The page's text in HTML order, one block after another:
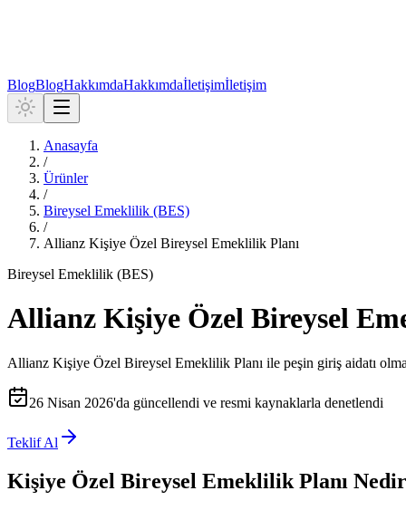
BlogBlogHakkımdaHakkımdaİletişimİletişim
Anasayfa
/
Ürünler
/
Bireysel Emeklilik (BES)
/
Allianz Kişiye Özel Bireysel Emeklilik Planı
Bireysel Emeklilik (BES)
Allianz Kişiye Özel Bireysel
Allianz Kişiye Özel Bireysel Emeklilik Planı ile peşin giriş aidatı
26 Nisan 2026'da güncellendi ve resmi kaynaklarla denetlendi
Teklif Al
Kişiye Özel Bireysel Emeklilik Planı